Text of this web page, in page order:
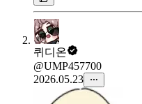
퀴디온
@UMP457700
2026.05.23